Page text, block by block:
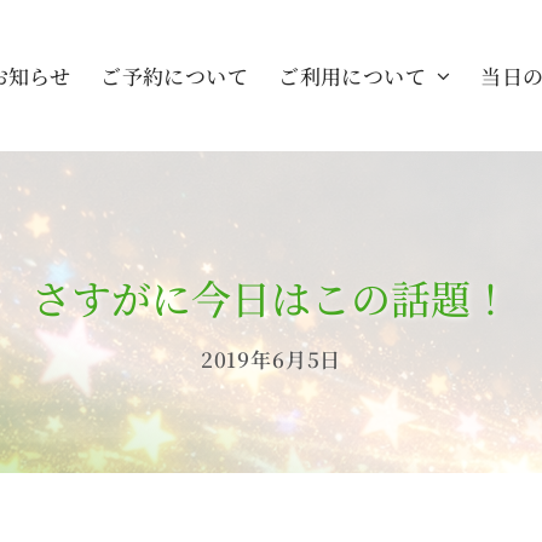
知らせ ご予約について ご利用について 当日
さすがに今日はこの話題！
2019年6月5日